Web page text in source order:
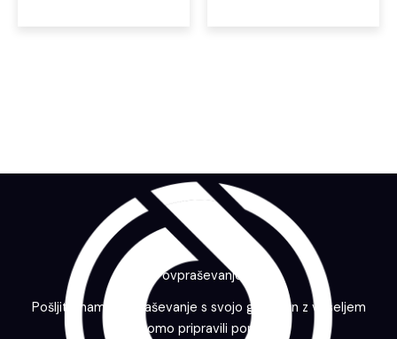
Povpraševanje
Pošljite nam povpraševanje s svojo grafiko in z veseljem
vam bomo pripravili ponudbo.